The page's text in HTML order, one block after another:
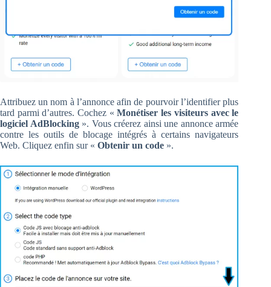
Attribuez un nom à l’annonce afin de pourvoir l’identifier plus
tard parmi d’autres. Cochez « Monétiser les visiteurs avec le
logiciel AdBlocking ». Vous créerez ainsi une annonce armée
contre les outils de blocage intégrés à certains navigateurs
Web. Cliquez enfin sur « Obtenir un code ».